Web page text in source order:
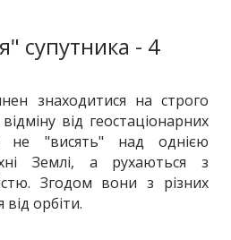
супутника - 4
знаходитися на строго
від геостаціонарних
не "висять" над однією
Землі, а рухаються з
Згодом вони з різних
орбіти.